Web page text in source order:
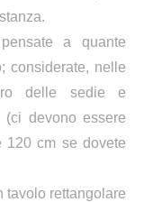
a quante
considerate, nelle
delle sedie e
(ci devono essere
120 cm se dovete
tavolo rettangolare